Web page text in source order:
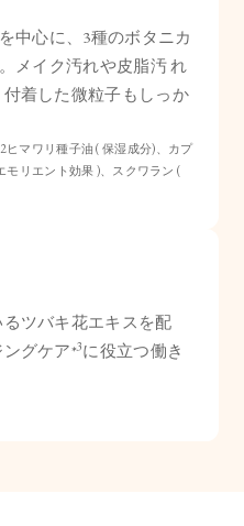
を中心に、3種のボタニカ
メイク汚れや皮脂汚 れ
着した微粒子もしっか
ヒマワリ種子油 ( 保湿成分)、カプ
モリエント効果 )、スクワラン (
ツバキ花エキスを配
グケア*3に役立つ働き